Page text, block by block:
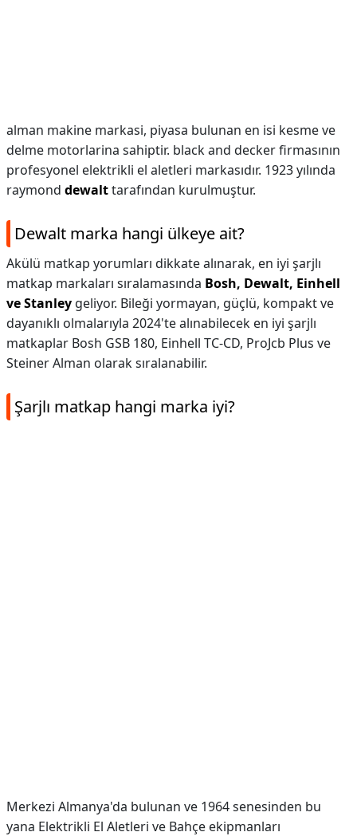
alman makine markasi, piyasa bulunan en isi kesme ve
delme motorlarina sahiptir. black and decker firmasının
profesyonel elektrikli el aletleri markasıdır. 1923 yılında
raymond dewalttarafından kurulmuştur.
Dewalt marka hangi ülkeye ait?
Akülü matkap yorumları dikkate alınarak, en iyi şarjlı
matkap markaları sıralamasında Bosh, Dewalt, Einhell
ve Stanley geliyor. Bileği yormayan, güçlü, kompakt ve
dayanıklı olmalarıyla 2024'te alınabilecek en iyi şarjlı
matkaplar Bosh GSB 180, Einhell TC-CD, ProJcb Plus ve
Steiner Alman olarak sıralanabilir.
Şarjlı matkap hangi marka iyi?
Merkezi Almanya'da bulunan ve 1964 senesinden bu
yana Elektrikli El Aletleri ve Bahçe ekipmanları